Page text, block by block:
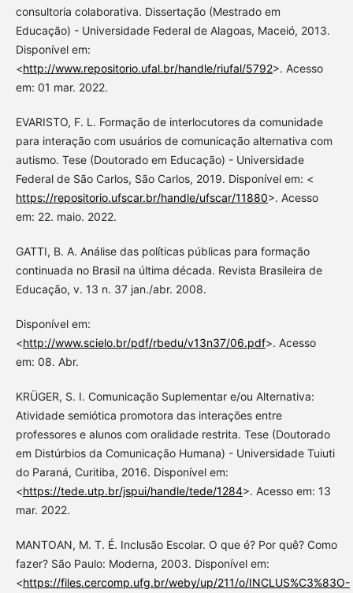
consultoria colaborativa. Dissertação (Mestrado em
Educação) - Universidade Federal de Alagoas, Maceió, 2013.
Disponível em:
<http://www.repositorio.ufal.br/handle/riufal/5792>. Acesso
em: 01 mar. 2022.
EVARISTO, F. L. Formação de interlocutores da comunidade
para interação com usuários de comunicação alternativa com
autismo. Tese (Doutorado em Educação) - Universidade
Federal de São Carlos, São Carlos, 2019. Disponível em: <
https://repositorio.ufscar.br/handle/ufscar/11880>. Acesso
em: 22. maio. 2022.
GATTI, B. A. Análise das políticas públicas para formação
continuada no Brasil na última década. Revista Brasileira de
Educação, v. 13 n. 37 jan./abr. 2008.
Disponível em:
<http://www.scielo.br/pdf/rbedu/v13n37/06.pdf>. Acesso
em: 08. Abr.
KRÜGER, S. I. Comunicação Suplementar e/ou Alternativa:
Atividade semiótica promotora das interações entre
professores e alunos com oralidade restrita. Tese (Doutorado
em Distúrbios da Comunicação Humana) - Universidade Tuiuti
do Paraná, Curitiba, 2016. Disponível em:
<https://tede.utp.br/jspui/handle/tede/1284>. Acesso em: 13
mar. 2022.
MANTOAN, M. T. É. Inclusão Escolar. O que é? Por quê? Como
fazer? São Paulo: Moderna, 2003. Disponível em:
<https://files.cercomp.ufg.br/weby/up/211/o/INCLUS%C3%83O-